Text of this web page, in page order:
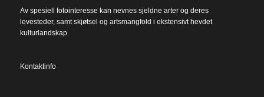
Av spesiell fotointeresse kan nevnes sjeldne arter og deres
levesteder, samt skjøtsel og artsmangfold i ekstensivt hevdet
kulturlandskap.
Kontaktinfo